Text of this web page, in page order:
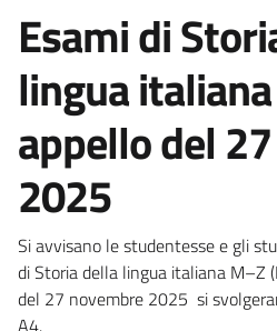
Esami di
lingua
appello del
2025
Si avvisano le studentesse e gli
di Storia della lingua italiana M–Z
del 27 novembre 2025 si
A4.